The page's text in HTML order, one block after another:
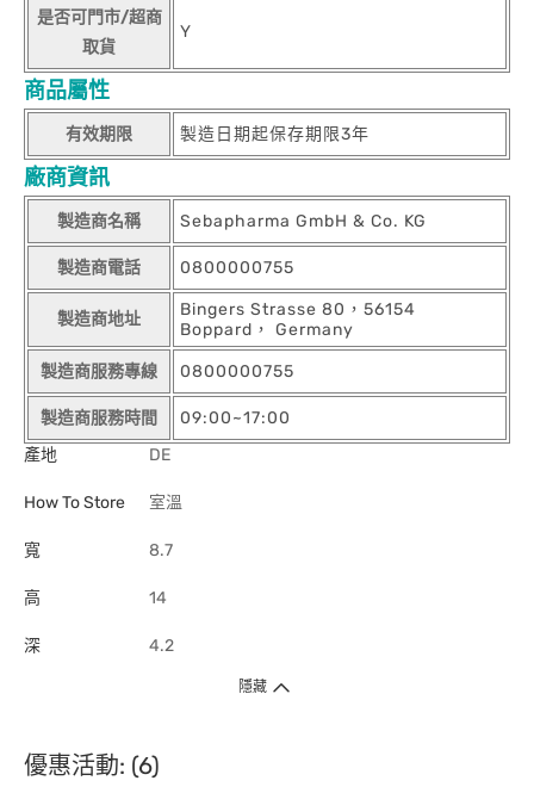
是否可門市/超商
取貨
Y
商品屬性
有效期限 製造日期起保存期限3年
廠商資訊
製造商名稱 Sebapharma GmbH & Co. KG
製造商電話 0800000755
製造商地址
Bingers Strasse 80，56154
Boppard， Germany
製造商服務專線 0800000755
製造商服務時間
09:00~17:00
產地
DE
How To Store 室溫
寬 8.7
高 14
深 4.2
隱藏
優惠活動: (6)